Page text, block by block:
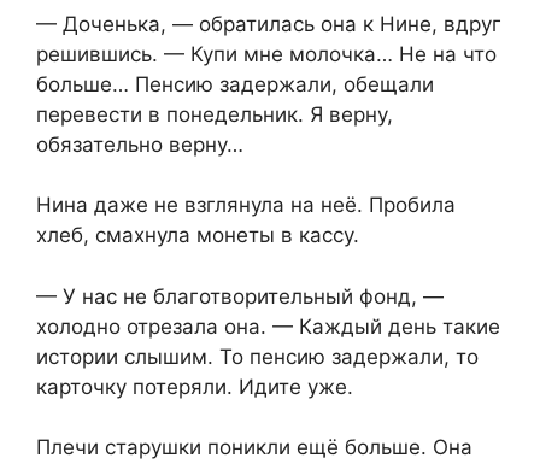
— Доченька, — обратилась она к Нине, вдруг
решившись. — Купи мне молочка… Не на что
больше… Пенсию задержали, обещали
перевести в понедельник. Я верну,
обязательно верну…
Нина даже не взглянула на неё. Пробила
хлеб, смахнула монеты в кассу.
— У нас не благотворительный фонд, —
холодно отрезала она. — Каждый день такие
истории слышим. То пенсию задержали, то
карточку потеряли. Идите уже.
Плечи старушки поникли ещё больше. Она